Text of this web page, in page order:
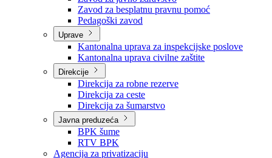
Zavodi
Zavod zdravstvenog osiguranja
Zavod za javno zdravstvo
Zavod za besplatnu pravnu pomoć
Pedagoški zavod
Uprave
Kantonalna uprava za inspekcijske poslove
Kantonalna uprava civilne zaštite
Direkcije
Direkcija za robne rezerve
Direkcija za ceste
Direkcija za šumarstvo
Javna preduzeća